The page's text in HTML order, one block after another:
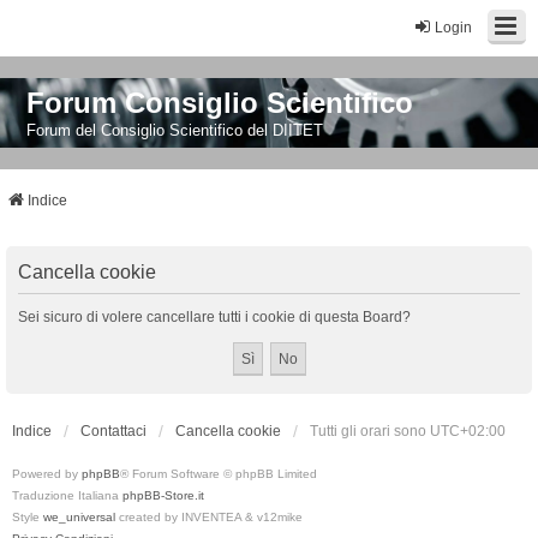
Login
Forum Consiglio Scientifico
Forum del Consiglio Scientifico del DIITET
Indice
Cancella cookie
Sei sicuro di volere cancellare tutti i cookie di questa Board?
Indice Contattaci Cancella cookie Tutti gli orari sono UTC+02:00
Powered by phpBB® Forum Software © phpBB Limited
Traduzione Italiana phpBB-Store.it
Style we_universal created by INVENTEA & v12mike